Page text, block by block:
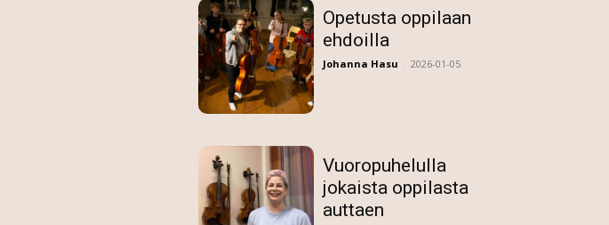
Opetusta oppilaan
ehdoilla
Johanna Hasu - 2026-01-05
Vuoropuhelulla
jokaista oppilasta
auttaen